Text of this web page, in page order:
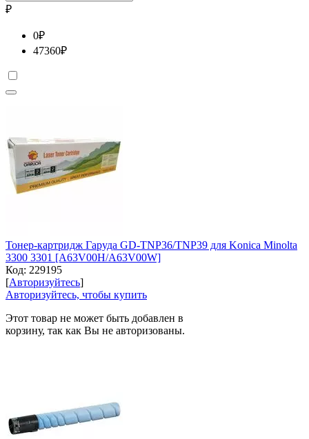
₽
0₽
47360₽
Тонер-картридж Гаруда GD-TNP36/TNP39 для Konica Minolta
3300 3301 [A63V00H/A63V00W]
Код: 229195
[Авторизуйтесь]
Авторизуйтесь, чтобы купить
Этот товар не может быть добавлен в
корзину, так как Вы не авторизованы.